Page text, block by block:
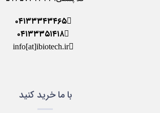
۰۴۱۳۳۳۴۳۴۶۵
۰۴۱۳۳۳۵۱۴۱۸
info[at]ibiotech.ir
با ما خرید کنید